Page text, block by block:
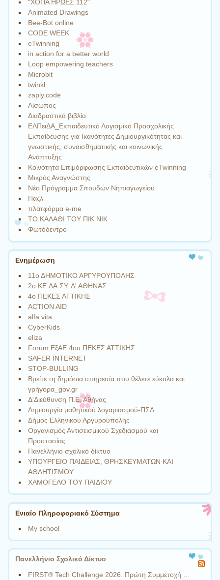
"ΧΟΠΑ ΗΡΩΕΣ 112"
Animated Drawings
Bee-Bot online
CODE WEEK
eTwinning
in action for a better world
Loop empowering teachers
Microbit
twinkl
zaply.code
Αίσωπος
Διαδραστικά βιβλία
ΕΛΠειΔΑ_Εκπαιδευτικό Λογισμικό Προσχολικής
Εκπαίδευσης για Ικανότητες Δημιουργικότητας και
γνωστικής, συναισθηματικής και κοινωνικής
Ανάπτυξης
Κοινότητα Επιμόρφωσης Εκπαιδευτικών eTwinning
Μικρός Αναγνώστης
Νέο Πρόγραμμα Σπουδών Νηπιαγωγείου
Παζλ
πλατφόρμα e-me
ΤΟ ΚΑΛΑΘΙ ΤΟΥ ΠΙΚ ΝΙΚ
Φωτόδεντρο
Ενημέρωση
11ο ΔΗΜΟΤΙΚΟ ΑΡΓΥΡΟΥΠΟΛΗΣ
2ο ΚΕ.ΔΑ.ΣΥ. Δ' ΑΘΗΝΑΣ
4ο ΠΕΚΕΣ ΑΤΤΙΚΗΣ
ACTION AID
alfa vita
CyberKids
eliza
Forum ΕξΑΕ 4ου ΠΕΚΕΣ ΑΤΤΙΚΗΣ
SAFER INTERNET
STOP-BULLING
Βρείτε τη δημόσια υπηρεσία που θέλετε εύκολα και
γρήγορα_gov.gr
Δ'Διεύθυνση Π.Ε. Αθήνας
Δημιουργία μαθητικού λογαριασμού-ΠΣΔ
Δήμος Ελληνικού Αργυρούπολης
Οργανισμός Αντισεισμικού Σχεδιασμού και
Προστασίας
Πανελλήνιο σχολικό δίκτυο
ΥΠΟΥΡΓΕΙΟ ΠΑΙΔΕΙΑΣ, ΘΡΗΣΚΕΥΜΑΤΩΝ ΚΑΙ
ΑΘΛΗΤΙΣΜΟΥ
ΧΑΜΟΓΕΛΟ ΤΟΥ ΠΑΙΔΙΟΥ
Ενιαίο Πληροφοριακό Σύστημα
My school
Πανελλήνιο Σχολικό Δίκτυο
FIRST® Tech Challenge 2026. Πρώτη Συμμετοχή …